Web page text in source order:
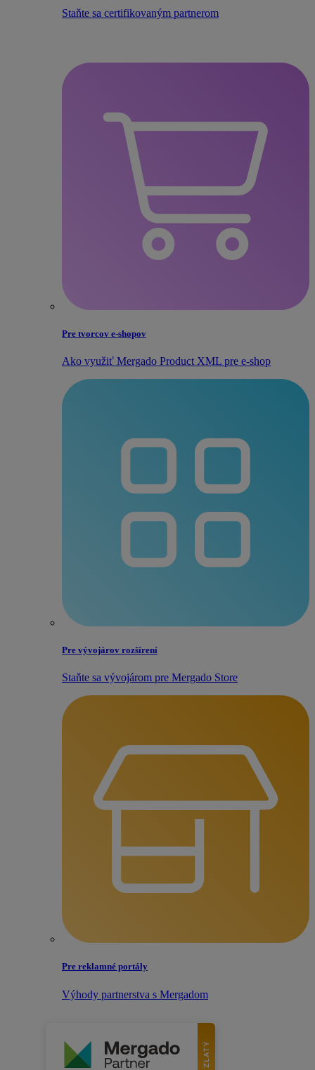
Staňte sa certifikovaným partnerom
Pre tvorcov e‑shopov
Ako využiť Mergado Product XML pre e‑shop
Pre vývojárov rozšírení
Staňte sa vývojárom pre Mergado Store
Pre reklamné portály
Výhody partnerstva s Mergadom